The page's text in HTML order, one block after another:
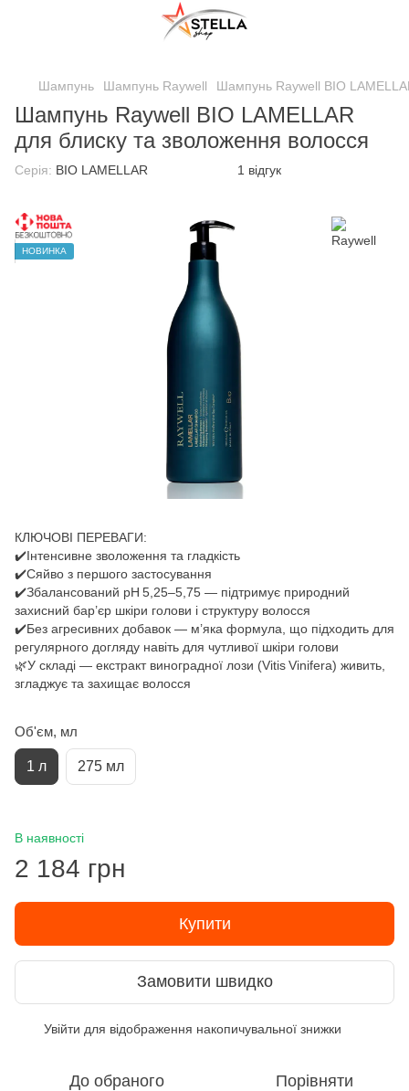
Шампунь Шампунь Raywell Шампунь Raywell BIO
Шампунь Raywell BIO LAMELLAR
для блиску та зволоження волосся
Серія: BIO LAMELLAR 1 відгук
НОВИНКА
КЛЮЧОВІ ПЕРЕВАГИ:
✔️Інтенсивне зволоження та гладкість
✔️Сяйво з першого застосування
✔️Збалансований pH 5,25–5,75 — підтримує природний
захисний бар’єр шкіри голови і структуру волосся
✔️Без агресивних добавок — м’яка формула, що підходить для
регулярного догляду навіть для чутливої шкіри голови
🌿У складі — екстракт виноградної лози (Vitis Vinifera) живить,
згладжує та захищає волосся
Об'єм, мл
1 л 275 мл
В наявності
2 184 грн
Купити
Замовити швидко
Увійти для відображення накопичувальної знижки
До обраного Порівняти